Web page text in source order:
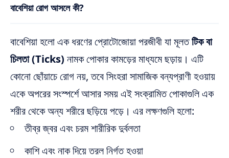
বাবেশিয়া রোগ আসলে কী?
বাবেশিয়া হলো এক ধরণের প্রোটোজোয়া পরজীবী যা মূলতটিক বা
চিলতা (Ticks) নামক পোকার কামড়ের মাধ্যমে ছড়ায়। এটি
কোনো ছোঁয়াচে রোগ নয়, তবে সিংহরা সামাজিক বন্যপ্রাণী হওয়ায়
একে অপরের সংস্পর্শে আসার সময় এই সংক্রামিত পোকাগুলি এক
শরীর থেকে অন্য শরীরে ছড়িয়ে পড়ে। এর লক্ষণগুলি হলো:
তীব্র জ্বর এবং চরম শারীরিক দুর্বলতা
কাশি এবং নাক দিয়ে তরল নির্গত হওয়া